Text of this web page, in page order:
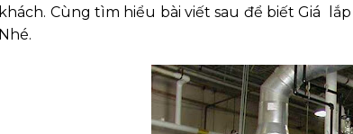
khách. Cùng tìm hiểu bài viết sau để biếtGiá
Nhé.